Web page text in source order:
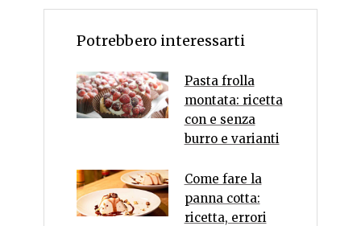
Potrebbero interessarti
Pasta frolla
montata: ricetta
con e senza
burro e varianti
Come fare la
panna cotta:
ricetta, errori